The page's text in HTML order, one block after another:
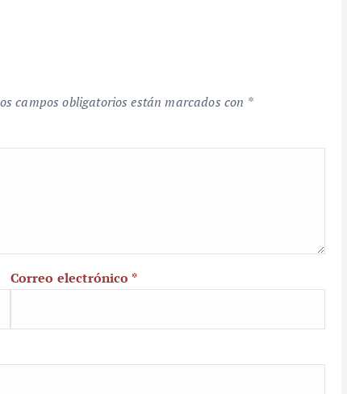
campos obligatorios están marcados con *
Correo electrónico *